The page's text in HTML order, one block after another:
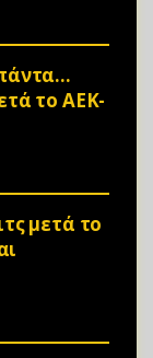
το ΑΕΚ-
μετά το